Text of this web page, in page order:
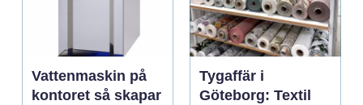
Vattenmaskin på
kontoret så skapar
Tygaffär i
Göteborg: Textil